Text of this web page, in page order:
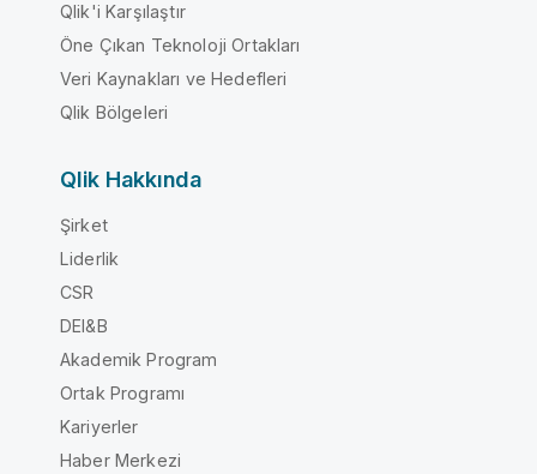
Qlik'i Karşılaştır
Öne Çıkan Teknoloji Ortakları
Veri Kaynakları ve Hedefleri
Qlik Bölgeleri
Qlik Hakkında
Şirket
Liderlik
CSR
DEI&B
Akademik Program
Ortak Programı
Kariyerler
Haber Merkezi